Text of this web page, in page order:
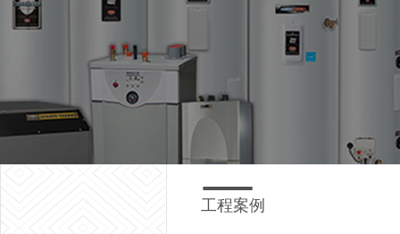
工程案例